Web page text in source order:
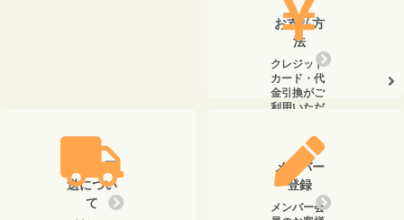
お支払方
法
クレジット
カード・代
金引換がご
利用いただ
送料・配
送につい
て
メンバー
登録
メンバー会